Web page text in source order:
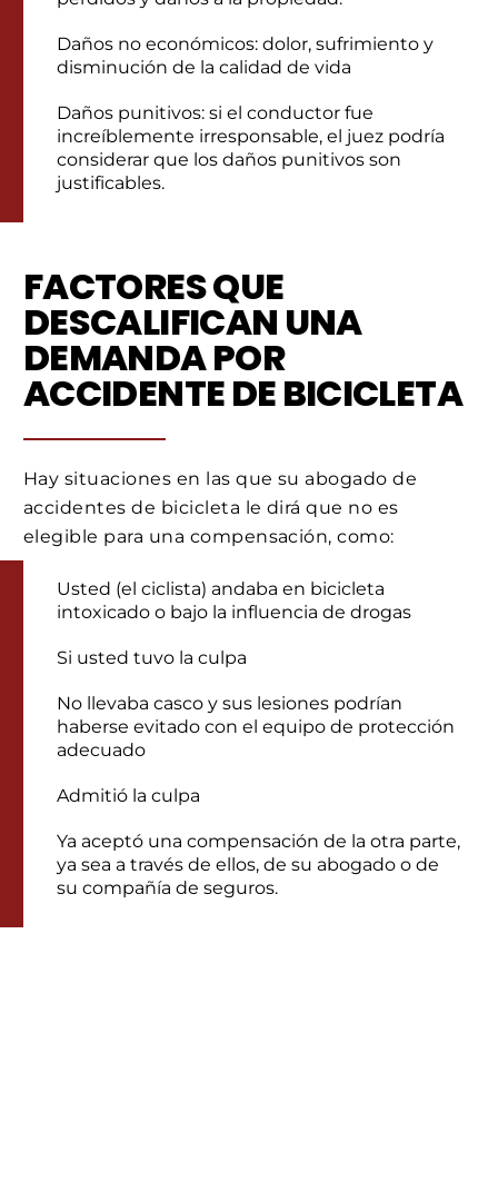
Daños no económicos: dolor, sufrimiento y
disminución de la calidad de vida
Daños punitivos: si el conductor fue
increíblemente irresponsable, el juez podría
considerar que los daños punitivos son
justificables.
FACTORES QUE
DESCALIFICAN UNA
DEMANDA POR
ACCIDENTE DE BICICLETA
Hay situaciones en las que su abogado de
accidentes de bicicleta le dirá que no es
elegible para una compensación, como:
Usted (el ciclista) andaba en bicicleta
intoxicado o bajo la influencia de drogas
Si usted tuvo la culpa
No llevaba casco y sus lesiones podrían
haberse evitado con el equipo de protección
adecuado
Admitió la culpa
Ya aceptó una compensación de la otra parte,
ya sea a través de ellos, de su abogado o de
su compañía de seguros.